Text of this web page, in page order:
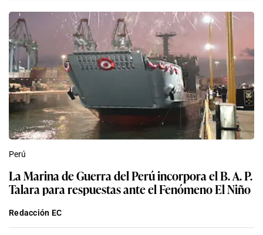
Perú
La Marina de Guerra del Perú incorpora el B. A. P.
Talara para respuestas ante el Fenómeno El Niño
Redacción EC